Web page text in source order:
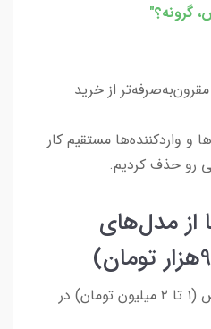
گرونه؟"
از خرید
و واردکننده‌ها مستقیم کار
رو حذف کردیم.
از مدل‌های
تا مدل‌های وارداتی و خاص (۱ تا ۲ میلیون تومان) در